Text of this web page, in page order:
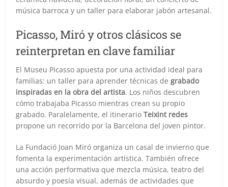
música barroca y un taller para elaborar jabón artesanal.
Picasso, Miró y otros clásicos se
reinterpretan en clave familiar
El Museu Picasso apuesta por una actividad ideal para
familias: un taller para aprender técnicas degrabado
inspiradas en la obra del artista. Los niños descubren
cómo trabajaba Picasso mientras crean su propio
grabado. Paralelamente, el itinerarioTeixint redes
propone un recorrido por la Barcelona del joven pintor.
La Fundació Joan Miró organiza un casal de invierno que
fomenta la experimentación artística. También ofrece
una acción performativa que mezcla música, teatro del
absurdo y poesía visual, además de actividades que